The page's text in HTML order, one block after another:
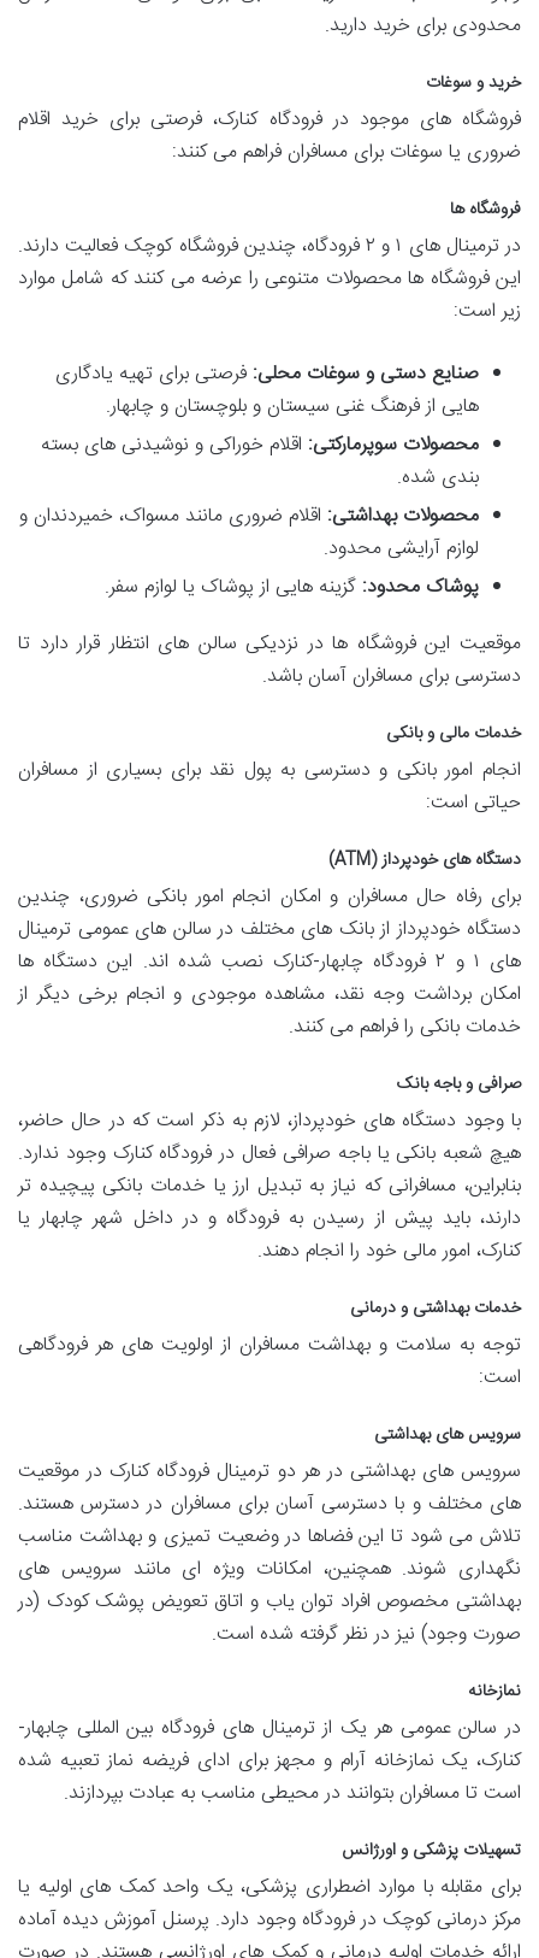
محدودی برای خرید دارید.
خرید و سوغات
فروشگاه های موجود در فرودگاه کنارک، فرصتی برای خرید اقلام
ضروری یا سوغات برای مسافران فراهم می کنند:
فروشگاه ها
در ترمینال های ۱ و ۲ فرودگاه، چندین فروشگاه کوچک فعالیت دارند.
این فروشگاه ها محصولات متنوعی را عرضه می کنند که شامل موارد
زیر است:
صنایع دستی و سوغات محلی: فرصتی برای تهیه یادگاری
هایی از فرهنگ غنی سیستان و بلوچستان و چابهار.
محصولات سوپرمارکتی: اقلام خوراکی و نوشیدنی های بسته
بندی شده.
محصولات بهداشتی: اقلام ضروری مانند مسواک، خمیردندان و
لوازم آرایشی محدود.
پوشاک محدود: گزینه هایی از پوشاک یا لوازم سفر.
موقعیت این فروشگاه ها در نزدیکی سالن های انتظار قرار دارد تا
دسترسی برای مسافران آسان باشد.
خدمات مالی و بانکی
انجام امور بانکی و دسترسی به پول نقد برای بسیاری از مسافران
حیاتی است:
دستگاه های خودپرداز (ATM)
برای رفاه حال مسافران و امکان انجام امور بانکی ضروری، چندین
دستگاه خودپرداز از بانک های مختلف در سالن های عمومی ترمینال
های ۱ و ۲ فرودگاه چابهار-کنارک نصب شده اند. این دستگاه ها
امکان برداشت وجه نقد، مشاهده موجودی و انجام برخی دیگر از
خدمات بانکی را فراهم می کنند.
صرافی و باجه بانک
با وجود دستگاه های خودپرداز، لازم به ذکر است که در حال حاضر،
هیچ شعبه بانکی یا باجه صرافی فعال در فرودگاه کنارک وجود ندارد.
بنابراین، مسافرانی که نیاز به تبدیل ارز یا خدمات بانکی پیچیده تر
دارند، باید پیش از رسیدن به فرودگاه و در داخل شهر چابهار یا
کنارک، امور مالی خود را انجام دهند.
خدمات بهداشتی و درمانی
توجه به سلامت و بهداشت مسافران از اولویت های هر فرودگاهی
است:
سرویس های بهداشتی
سرویس های بهداشتی در هر دو ترمینال فرودگاه کنارک در موقعیت
های مختلف و با دسترسی آسان برای مسافران در دسترس هستند.
تلاش می شود تا این فضاها در وضعیت تمیزی و بهداشت مناسب
نگهداری شوند. همچنین، امکانات ویژه ای مانند سرویس های
بهداشتی مخصوص افراد توان یاب و اتاق تعویض پوشک کودک (در
صورت وجود) نیز در نظر گرفته شده است.
نمازخانه
در سالن عمومی هر یک از ترمینال های فرودگاه بین المللی چابهار-
کنارک، یک نمازخانه آرام و مجهز برای ادای فریضه نماز تعبیه شده
است تا مسافران بتوانند در محیطی مناسب به عبادت بپردازند.
تسهیلات پزشکی و اورژانس
برای مقابله با موارد اضطراری پزشکی، یک واحد کمک های اولیه یا
مرکز درمانی کوچک در فرودگاه وجود دارد. پرسنل آموزش دیده آماده